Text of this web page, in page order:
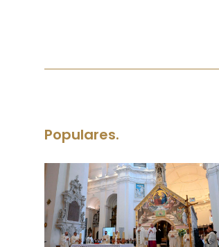
Populares.